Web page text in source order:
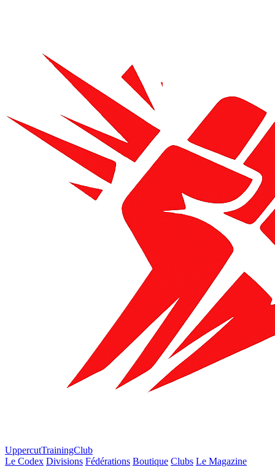
UppercutTrainingClub
Le Codex Divisions Fédérations Boutique Clubs Le Magazine